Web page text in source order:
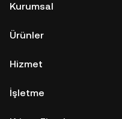
Kurumsal
Ürünler
Hizmet
İşletme